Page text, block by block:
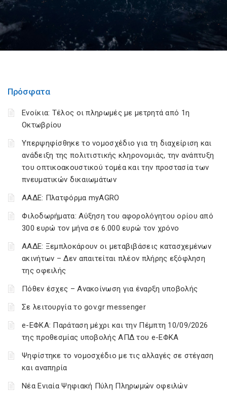
Πρόσφατα
Ενοίκια: Τέλος οι πληρωμές με μετρητά από 1η
Οκτωβρίου
Υπερψηφίσθηκε το νομοσχέδιο για τη διαχείριση και
ανάδειξη της πολιτιστικής κληρονομιάς, την ανάπτυξη
του οπτικοακουστικού τομέα και την προστασία των
πνευματικών δικαιωμάτων
ΑΑΔΕ: Πλατφόρμα myAGRO
Φιλοδωρήματα: Αύξηση του αφορολόγητου ορίου από
300 ευρώ τον μήνα σε 6.000 ευρώ τον χρόνο
ΑΑΔΕ: Ξεμπλοκάρουν οι μεταβιβάσεις κατασχεμένων
ακινήτων – Δεν απαιτείται πλέον πλήρης εξόφληση
της οφειλής
Πόθεν έσχες – Ανακοίνωση για έναρξη υποβολής
Σε λειτουργία το gov.gr messenger
e-ΕΦΚΑ: Παράταση μέχρι και την Πέμπτη 10/09/2026
της προθεσμίας υποβολής ΑΠΔ του e-ΕΦΚΑ
Ψηφίστηκε το νομοσχέδιο με τις αλλαγές σε στέγαση
και αναπηρία
Νέα Ενιαία Ψηφιακή Πύλη Πληρωμών οφειλών